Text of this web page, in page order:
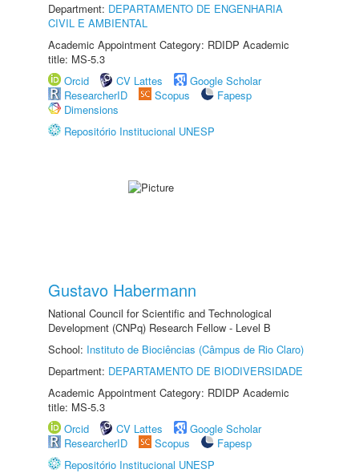
Department: DEPARTAMENTO DE ENGENHARIA
CIVIL E AMBIENTAL
Academic Appointment Category: RDIDP Academic
title: MS-5.3
Orcid
CV Lattes
Google Scholar
ResearcherID
Scopus
Fapesp
Dimensions
Repositório Institucional UNESP
Gustavo Habermann
National Council for Scientific and Technological
Development (CNPq) Research Fellow - Level B
School: Instituto de Biociências (Câmpus de Rio Claro)
Department: DEPARTAMENTO DE BIODIVERSIDADE
Academic Appointment Category: RDIDP Academic
title: MS-5.3
Orcid
CV Lattes
Google Scholar
ResearcherID
Scopus
Fapesp
Repositório Institucional UNESP